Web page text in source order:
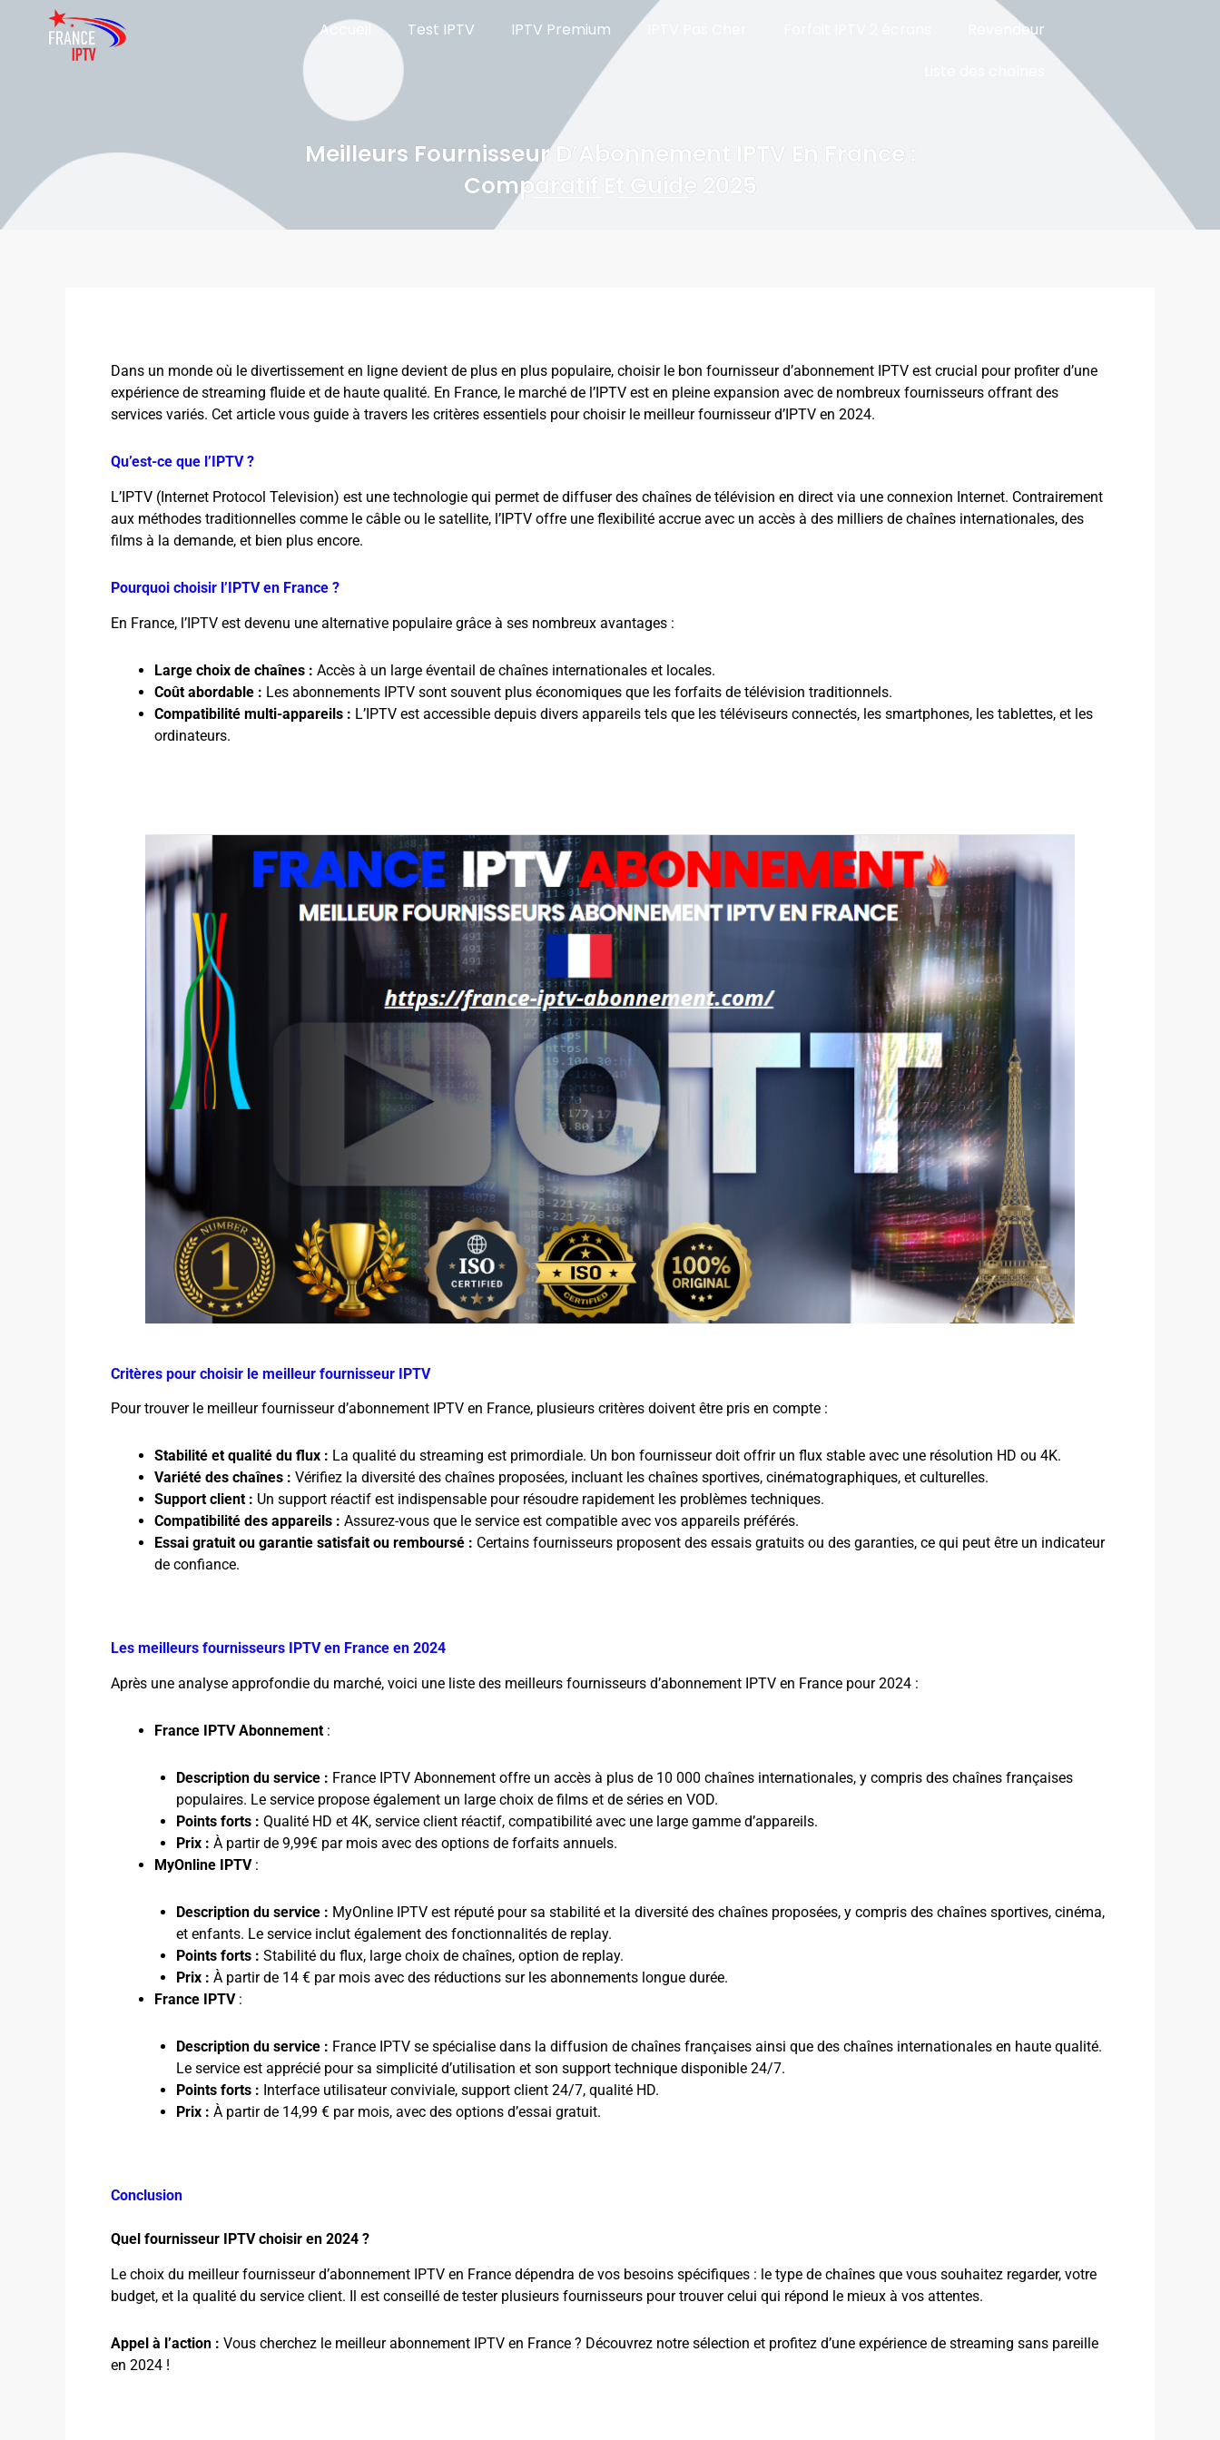
Accueil Test IPTV IPTV Premium
Revendeur
Meilleurs Fournisseur D’Abonnement IPTV En France :
Comparatif Et Guide 2025
Dans un monde où le divertissement en ligne devient de plus en plus populaire, choisir le bon fournisseur d’abonnement IPTV est crucial pour profiter d’une
expérience de streaming fluide et de haute qualité. En France, le marché de l’IPTV est en pleine expansion avec de nombreux fournisseurs offrant des
services variés. Cet article vous guide à travers les critères essentiels pour choisir le meilleur fournisseur d’IPTV en 2024.
Qu’est-ce que l’IPTV ?
L’IPTV (Internet Protocol Television) est une technologie qui permet de diffuser des chaînes de télévision en direct via une connexion Internet. Contrairement
aux méthodes traditionnelles comme le câble ou le satellite, l’IPTV offre une flexibilité accrue avec un accès à des milliers de chaînes internationales, des
films à la demande, et bien plus encore.
Pourquoi choisir l’IPTV en France ?
En France, l’IPTV est devenu une alternative populaire grâce à ses nombreux avantages :
Large choix de chaînes : Accès à un large éventail de chaînes internationales et locales.
Coût abordable : Les abonnements IPTV sont souvent plus économiques que les forfaits de télévision traditionnels.
Compatibilité multi-appareils : L’IPTV est accessible depuis divers appareils tels que les téléviseurs connectés, les smartphones, les tablettes, et les
ordinateurs.
Critères pour choisir le meilleur fournisseur IPTV
Pour trouver le meilleur fournisseur d’abonnement IPTV en France, plusieurs critères doivent être pris en compte :
Stabilité et qualité du flux : La qualité du streaming est primordiale. Un bon fournisseur doit offrir un flux stable avec une résolution HD ou 4K.
Variété des chaînes : Vérifiez la diversité des chaînes proposées, incluant les chaînes sportives, cinématographiques, et culturelles.
Support client : Un support réactif est indispensable pour résoudre rapidement les problèmes techniques.
Compatibilité des appareils : Assurez-vous que le service est compatible avec vos appareils préférés.
Essai gratuit ou garantie satisfait ou remboursé : Certains fournisseurs proposent des essais gratuits ou des garanties, ce qui peut être un indicateur
de confiance.
Les meilleurs fournisseurs IPTV en France en 2024
Après une analyse approfondie du marché, voici une liste des meilleurs fournisseurs d’abonnement IPTV en France pour 2024 :
France IPTV Abonnement :
Description du service : France IPTV Abonnement offre un accès à plus de 10 000 chaînes internationales, y compris des chaînes françaises
populaires. Le service propose également un large choix de films et de séries en VOD.
Points forts : Qualité HD et 4K, service client réactif, compatibilité avec une large gamme d’appareils.
Prix : À partir de 9,99€ par mois avec des options de forfaits annuels.
MyOnline IPTV:
Description du service : MyOnline IPTV est réputé pour sa stabilité et la diversité des chaînes proposées, y compris des chaînes sportives, cinéma,
et enfants. Le service inclut également des fonctionnalités de replay.
Points forts : Stabilité du flux, large choix de chaînes, option de replay.
Prix : À partir de 14 € par mois avec des réductions sur les abonnements longue durée.
France IPTV:
Description du service : France IPTV se spécialise dans la diffusion de chaînes françaises ainsi que des chaînes internationales en haute qualité.
Le service est apprécié pour sa simplicité d’utilisation et son support technique disponible 24/7.
Points forts : Interface utilisateur conviviale, support client 24/7, qualité HD.
Prix : À partir de 14,99 € par mois, avec des options d’essai gratuit.
Conclusion
Quel fournisseur IPTV choisir en 2024 ?
Le choix du meilleur fournisseur d’abonnement IPTV en France dépendra de vos besoins spécifiques : le type de chaînes que vous souhaitez regarder, votre
budget, et la qualité du service client. Il est conseillé de tester plusieurs fournisseurs pour trouver celui qui répond le mieux à vos attentes.
Appel à l’action : Vous cherchez le meilleur abonnement IPTV en France ? Découvrez notre sélection et profitez d’une expérience de streaming sans pareille
en 2024 !